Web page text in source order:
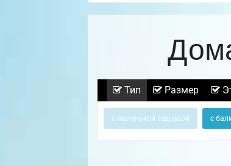
Тип Размер
с маленькой террасой с